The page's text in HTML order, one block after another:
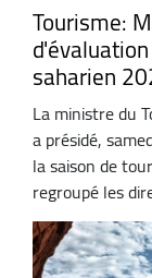
Tourisme:
saharien
La ministre du
a présidé,
la saison de
regroupé les